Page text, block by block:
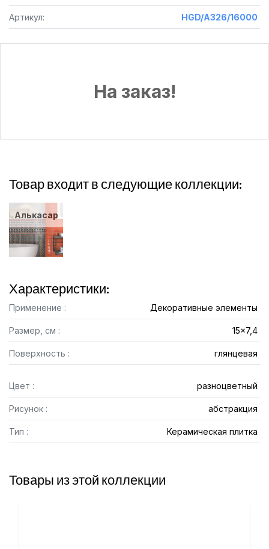
Артикул: HGD/A326/16000
На заказ!
Товар входит в следующие коллекции:
Алькасар
Характеристики:
Применение : Декоративные элементы
Размер, см : 15x7,4
Поверхность : глянцевая
Цвет : разноцветный
Рисунок : абстракция
Тип : Керамическая плитка
Товары из этой коллекции